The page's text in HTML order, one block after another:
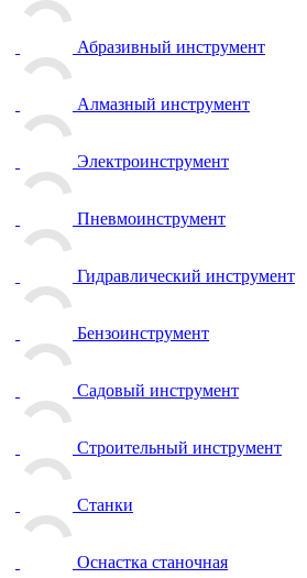
Абразивный инструмент
Алмазный инструмент
Электроинструмент
Пневмоинструмент
Гидравлический инструмент
Бензоинструмент
Садовый инструмент
Строительный инструмент
Станки
Оснастка станочная